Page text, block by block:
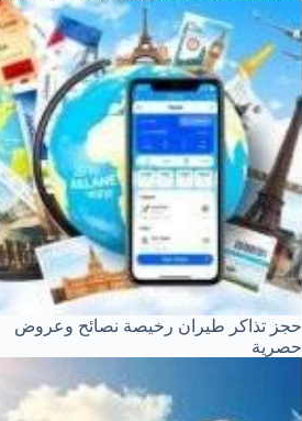
حجز تذاكر طيران رخيصة نصائح وعروض
حصرية